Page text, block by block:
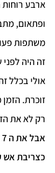
ארבע רוחות
ופתאום,
משתפות
זה היה
אולי בכלל
זוכרת.
רק לא את
כצריבת אש